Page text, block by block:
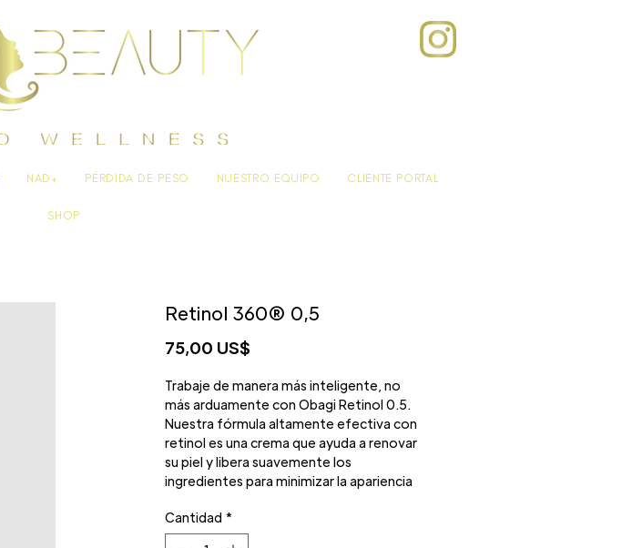
NAD+ PÉRDIDA DE PESO NUESTRO EQUIPO CLIENTE PORTAL
SHOP
Retinol 360® 0,5
75,00 US$
Trabaje de manera más inteligente, no
más arduamente con Obagi Retinol 0.5.
Nuestra fórmula altamente efectiva con
retinol es una crema que ayuda a renovar
su piel y libera suavemente los
ingredientes para minimizar la apariencia
promueve la renovación de la piel para
ayudar a minimizar los signos visibles del
Cantidad *